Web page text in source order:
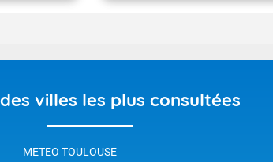
quelques heures ou quelques
lourds dégâts. Les épisodes
villes les plus consultées
METEO TOULOUSE